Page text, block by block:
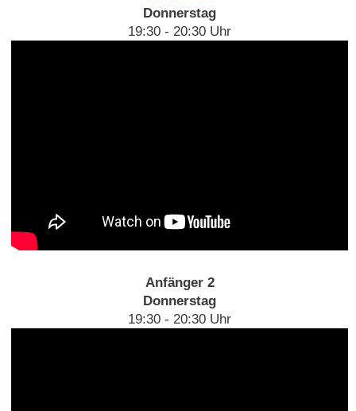
Donnerstag
19:30 - 20:30 Uhr
Anfänger 2
Donnerstag
19:30 - 20:30 Uhr